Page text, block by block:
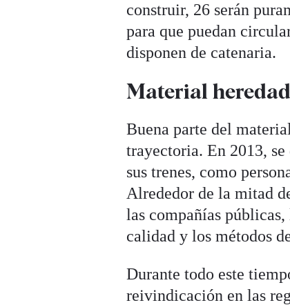
construir, 26 serán
para que puedan
disponen de catenaria.
Material
Buena parte del
trayectoria. En 2013,
sus trenes, como
Alrededor de la mitad
las compañías
calidad y los métodos
Durante todo este
reivindicación en las